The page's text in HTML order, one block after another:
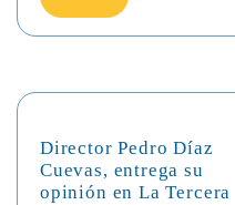
Director Pedro Díaz
Cuevas, entrega su
opinión en La Tercera